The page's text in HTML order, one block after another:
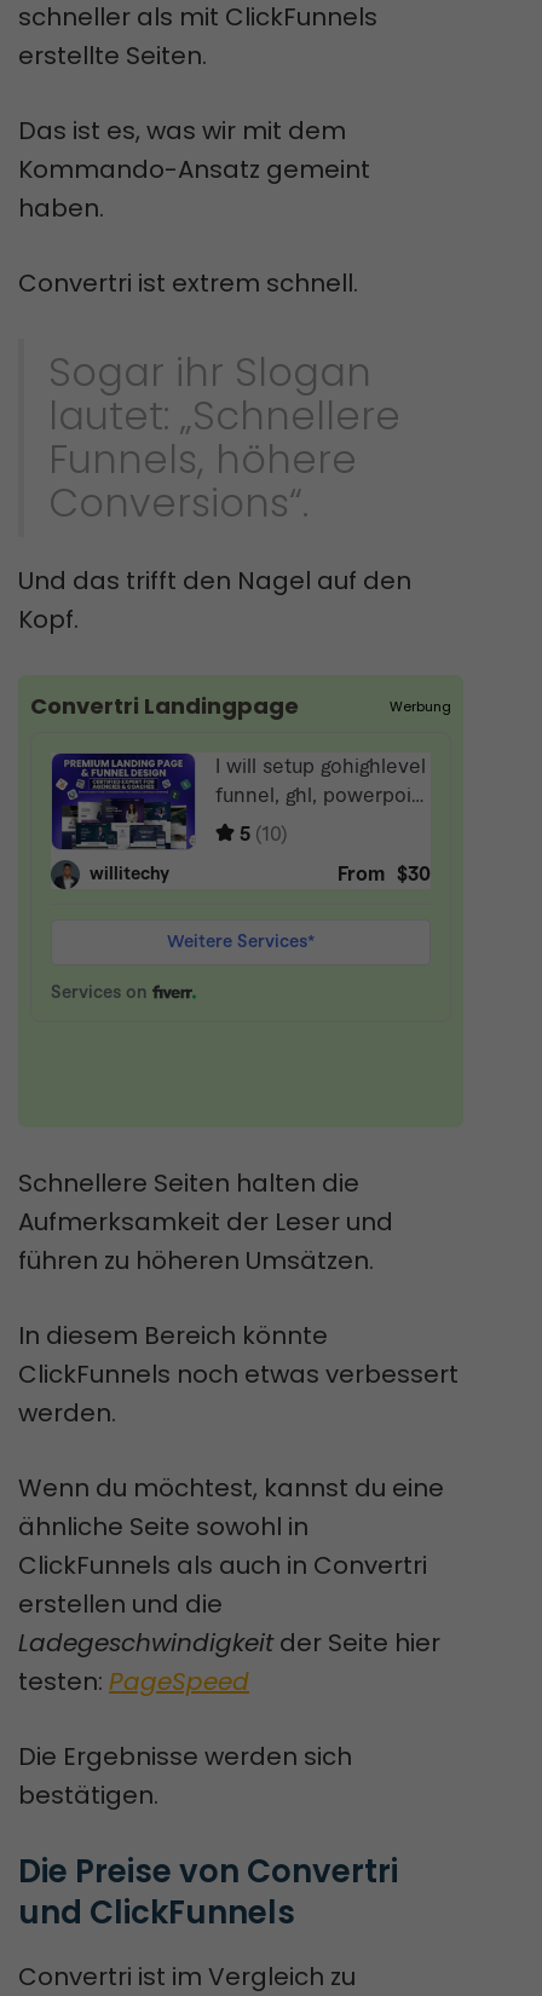
schneller als mit ClickFunnels
erstellte Seiten.
Das ist es, was wir mit dem
Kommando-Ansatz gemeint
haben.
Convertri ist extrem schnell.
Sogar ihr Slogan
lautet: „Schnellere
Funnels, höhere
Conversions“.
Und das trifft den Nagel auf den
Kopf.
Convertri Landingpage Werbung
Schnellere Seiten halten die
Aufmerksamkeit der Leser und
führen zu höheren Umsätzen.
In diesem Bereich könnte
ClickFunnels noch etwas verbessert
werden.
Wenn du möchtest, kannst du eine
ähnliche Seite sowohl in
ClickFunnels als auch in Convertri
erstellen und die
Ladegeschwindigkeitder Seite hier
testen: PageSpeed
Die Ergebnisse werden sich
bestätigen.
Die Preise von Convertri
und ClickFunnels
Convertri ist im Vergleich zu